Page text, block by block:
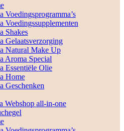
Voedingsprogramma’s
Voedingssupplementen
Shakes
Gelaatsverzorging
Natural Make Up
Aroma Special
Essentiële Olie
Home
Geschenken
Webshop all-in-one